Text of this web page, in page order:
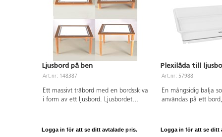
Ljusbord på ben
Art.nr: 148387
Ett massivt träbord med en bordsskiva
i form av ett ljusbord. Ljusbordet
utforska ljusets effekter. Justerbara
Logga in för att se ditt avtalade pris.
Plexilåda till
Art.nr: 57988
En mångsidig balja
användas på ett
experimentera med
Logga in för att se ditt